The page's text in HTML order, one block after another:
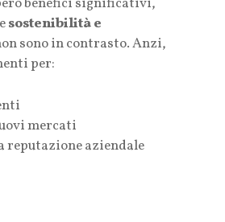
benefici significativi,
sostenibilità e
sono in contrasto. Anzi,
per:
mercati
reputazione aziendale